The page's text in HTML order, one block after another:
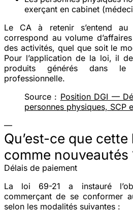
exerçant en cabinet
Le CA à retenir s’entend au
correspond au volume
des activités, quel que soit le
Pour l’application de la loi, il
produits générés dans le
professionnelle.
Source : Position DGI —
personnes physiques, SCP
—
Qu’est-ce que
comme nouveautés
Délais de paiement
La loi 69-21 a instauré
commerçant de se conformer
selon les modalités suivantes :